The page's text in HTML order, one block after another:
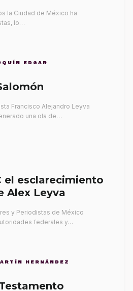
la Ciudad de México ha
lo…
EDGAR
Francisco Alejandro Leyva
una ola de…
el esclarecimiento
Alex Leyva
y Periodistas de México
federales y…
HERNÁNDEZ